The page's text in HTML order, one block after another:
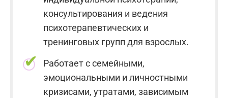
консультирования и ведения
психотерапевтических и
тренинговых групп для взрослых.
Работает с семейными,
эмоциональными и личностными
кризисами, утратами, зависимым